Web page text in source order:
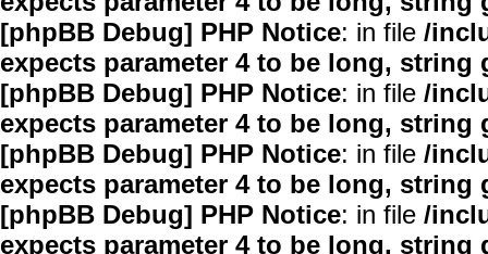
[phpBB Debug] PHP Notice: in file /
expects parameter 4 to be long, string
[phpBB Debug] PHP Notice: in file /
expects parameter 4 to be long, string
[phpBB Debug] PHP Notice: in file /
expects parameter 4 to be long, string
[phpBB Debug] PHP Notice: in file /
expects parameter 4 to be long, string